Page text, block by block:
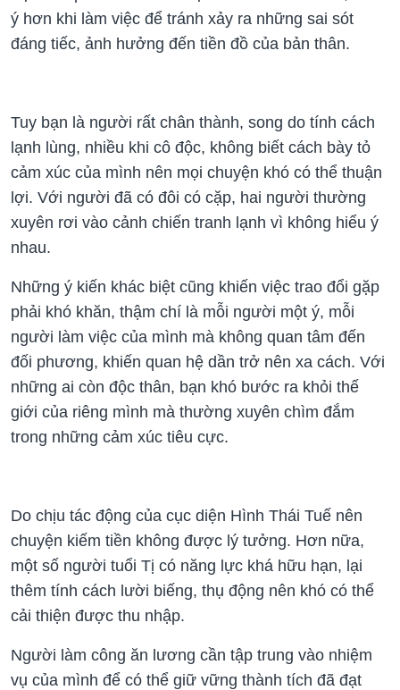
ý hơn khi làm việc để tránh xảy ra những sai sót
đáng tiếc, ảnh hưởng đến tiền đồ của bản thân.
Tuy bạn là người rất chân thành, song do tính cách
lạnh lùng, nhiều khi cô độc, không biết cách bày tỏ
cảm xúc của mình nên mọi chuyện khó có thể thuận
lợi. Với người đã có đôi có cặp, hai người thường
xuyên rơi vào cảnh chiến tranh lạnh vì không hiểu ý
nhau.
Những ý kiến khác biệt cũng khiến việc trao đổi gặp
phải khó khăn, thậm chí là mỗi người một ý, mỗi
người làm việc của mình mà không quan tâm đến
đối phương, khiến quan hệ dần trở nên xa cách. Với
những ai còn độc thân, bạn khó bước ra khỏi thế
giới của riêng mình mà thường xuyên chìm đắm
trong những cảm xúc tiêu cực.
Do chịu tác động của cục diện Hình Thái Tuế nên
chuyện kiếm tiền không được lý tưởng. Hơn nữa,
một số người tuổi Tị có năng lực khá hữu hạn, lại
thêm tính cách lười biếng, thụ động nên khó có thể
cải thiện được thu nhập.
Người làm công ăn lương cần tập trung vào nhiệm
vụ của mình để có thể giữ vững thành tích đã đạt